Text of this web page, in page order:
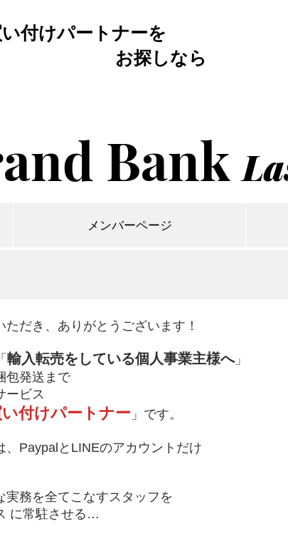
付けパートナーを
お探しなら
Bank
メンバーページ
だき、ありがとうございます！
輸入転売をしている個人事業主様へ」
包発送まで
ービス
付けパートナー 」です。
、PaypalとLINEのアカウントだけ
実務を全てこなすスタッフを
に常駐させる…